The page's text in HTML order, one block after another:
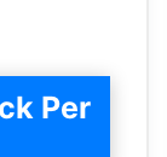
Per